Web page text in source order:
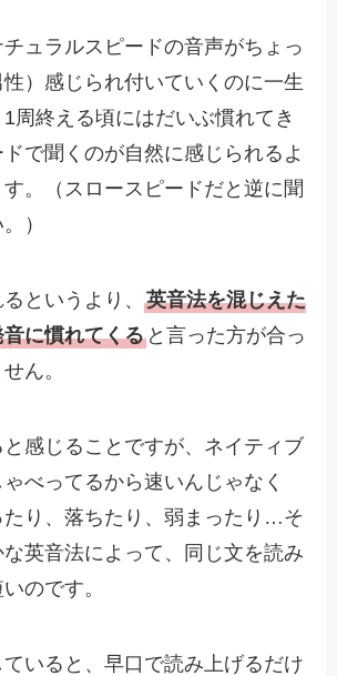
ュラルスピードの音声がちょっ
）感じられ付いていくのに一生
周終える頃にはだいぶ慣れてき
で聞くのが自然に感じられるよ
。（スロースピードだと逆に聞
）
というより、英音法を混じえた
に慣れてくる と言った方が合っ
ん。
感じることですが、ネイティブ
べってるから速いんじゃなく
たり、落ちたり、弱まったり…そ
英音法によって、同じ文を読み
のです。
ていると、早口で読み上げるだけ